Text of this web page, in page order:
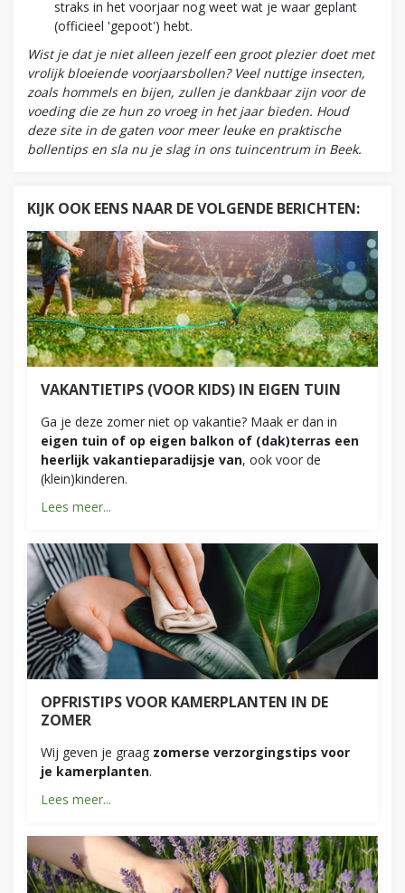
straks in het voorjaar nog weet wat je waar geplant
(officieel 'gepoot') hebt.
Wist je dat je niet alleen jezelf een groot plezier doet met
vrolijk bloeiende voorjaarsbollen? Veel nuttige insecten,
zoals hommels en bijen, zullen je dankbaar zijn voor de
voeding die ze hun zo vroeg in het jaar bieden. Houd
deze site in de gaten voor meer leuke en praktische
bollentips en sla nu je slag in ons tuincentrum in Beek.
KIJK OOK EENS NAAR DE VOLGENDE BERICHTEN:
VAKANTIETIPS (VOOR KIDS) IN EIGEN TUIN
Ga je deze zomer niet op vakantie? Maak er dan in
eigen tuin of op eigen balkon of (dak)terras een
heerlijk vakantieparadijsje van, ook voor de
(klein)kinderen.
Lees meer...
OPFRISTIPS VOOR KAMERPLANTEN IN DE
ZOMER
Wij geven je graag zomerse verzorgingstips voor
je kamerplanten.
Lees meer...